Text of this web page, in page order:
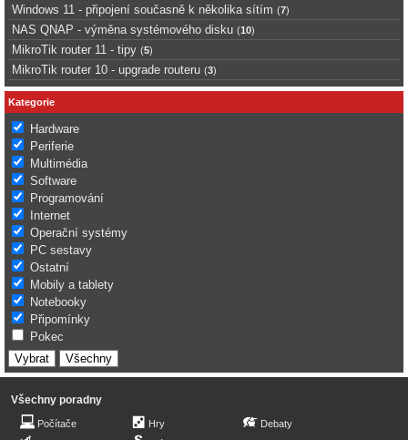
Windows 11 - připojení současně k několika sítím (7)
NAS QNAP - výměna systémového disku (10)
MikroTik router 11 - tipy (5)
MikroTik router 10 - upgrade routeru (3)
Kategorie
Hardware
Periferie
Multimédia
Software
Programování
Internet
Operační systémy
PC sestavy
Ostatní
Mobily a tablety
Notebooky
Připomínky
Pokec
Všechny poradny
Počítače
Hry
Debaty